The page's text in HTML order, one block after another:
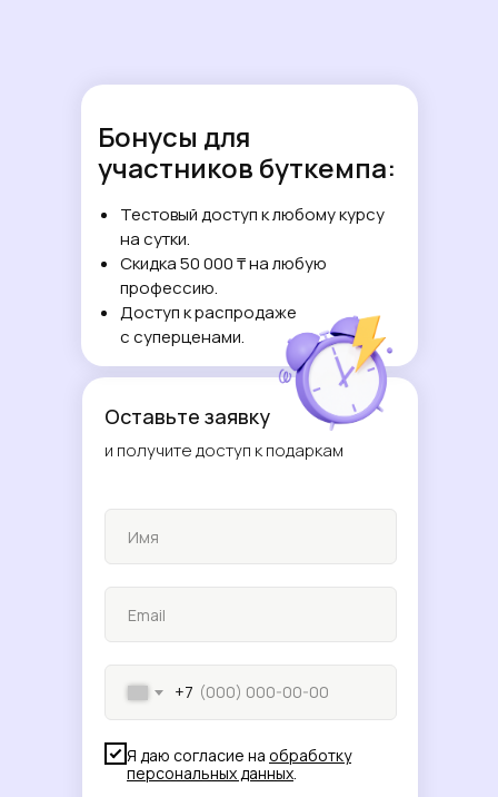
Оставьте заявку
и получите доступ к подаркам
Бонусы для
участников буткемпа:
+7
Я даю согласие на обработку
персональных данных.
Тестовый доступ к любому курсу
на сутки.
Скидка 50 000 ₸ на любую
профессию.
Доступ к распродаже
с суперценами.